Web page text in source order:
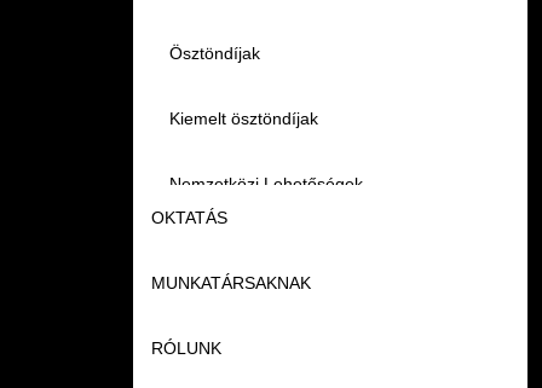
Ösztöndíjak
Kiemelt ösztöndíjak
Nemzetközi Lehetőségek
OKTATÁS
Képzéseink
Duális képzés
MUNKATÁRSAKNAK
Képzéseink
RÓLUNK